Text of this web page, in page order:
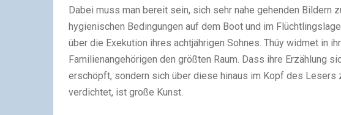
Dabei muss man bereit sein, sich sehr nahe gehenden Bildern
hygienischen Bedingungen auf dem Boot und im
über die Exekution ihres achtjährigen Sohnes. Thúy widmet in
Familienangehörigen den größten Raum. Dass ihre Erzählung
erschöpft, sondern sich über diese hinaus im Kopf des Lesers
verdichtet, ist große Kunst.